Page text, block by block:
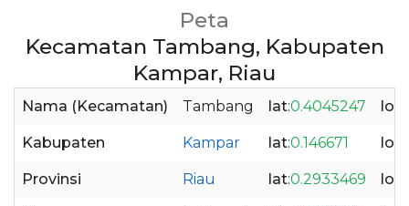
Peta
Kecamatan Tambang, Kabupaten
Kampar, Riau
Nama (Kecamatan) Tambang lat:0.4045247
Kabupaten Kampar lat:0.146671
Provinsi Riau lat:0.2933469